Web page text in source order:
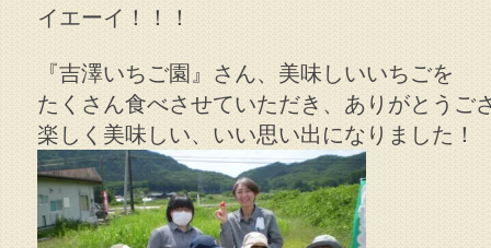
イエーイ！！！
『吉澤いちご園』さん、美味しいいちごを
たくさん食べさせていただき、ありがとうご
楽しく美味しい、いい思い出になりました！